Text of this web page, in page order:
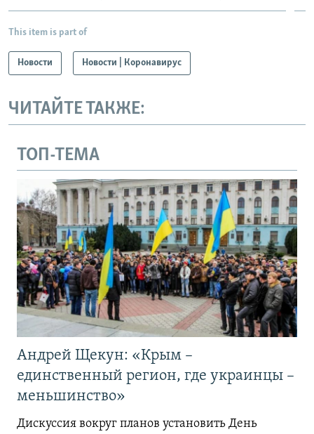
This item is part of
Новости Новости | Коронавирус
ЧИТАЙТЕ ТАКЖЕ:
ТОП-ТЕМА
Андрей Щекун: «Крым –
единственный регион, где украинцы –
меньшинство»
Дискуссия вокруг планов установить День